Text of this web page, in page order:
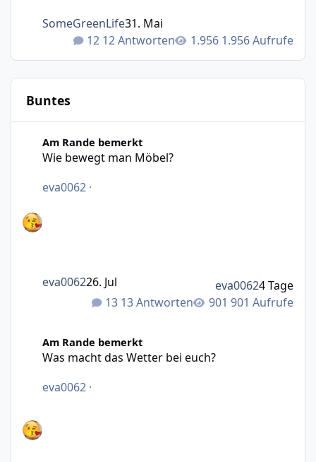
12 Antworten 1.956 Aufrufe
SomeGreenLife31. Mai
Buntes
Am Rande bemerkt
Wie bewegt man Möbel?
eva0062 ·
13 Antworten 901 Aufrufe
eva006226. Jul eva00624 Tage
Am Rande bemerkt
Was macht das Wetter bei euch?
eva0062 ·